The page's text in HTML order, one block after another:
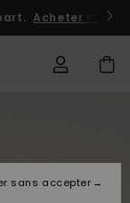
Acheter
sans accepter